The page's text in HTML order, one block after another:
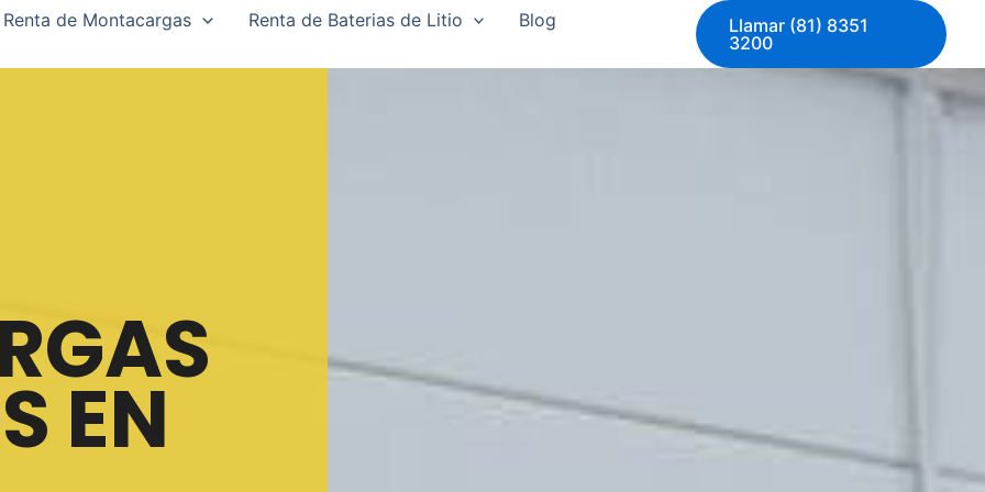
Renta de Montacargas Renta de Baterias de Litio
Blog
Llamar (81) 8351
3200
EN